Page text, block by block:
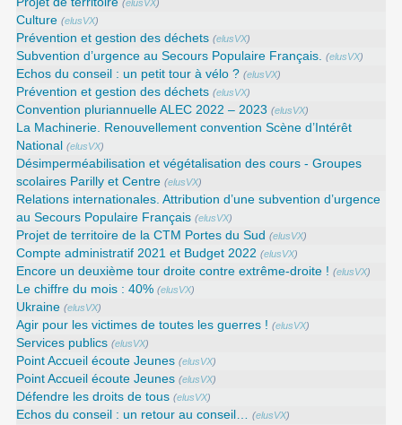
(elusVX)
Culture (elusVX)
Prévention et gestion des déchets (elusVX)
Subvention d’urgence au Secours Populaire Français. (elusVX)
Echos du conseil : un petit tour à vélo ? (elusVX)
Prévention et gestion des déchets (elusVX)
Convention pluriannuelle ALEC 2022 – 2023 (elusVX)
La Machinerie. Renouvellement convention Scène d’Intérêt
National
(elusVX)
Désimperméabilisation et végétalisation des cours - Groupes
scolaires Parilly et Centre (elusVX)
Relations internationales. Attribution d’une subvention d’urgence
au Secours Populaire Français (elusVX)
Projet de territoire de la CTM Portes du Sud (elusVX)
Compte administratif 2021 et Budget 2022 (elusVX)
Encore un deuxième tour droite contre extrême-droite ! (elusVX)
Le chiffre du mois : 40% (elusVX)
Ukraine (elusVX)
Agir pour les victimes de toutes les guerres ! (elusVX)
Services publics (elusVX)
Point Accueil écoute Jeunes (elusVX)
Point Accueil écoute Jeunes (elusVX)
Défendre les droits de tous (elusVX)
Echos du conseil : un retour au conseil… (elusVX)